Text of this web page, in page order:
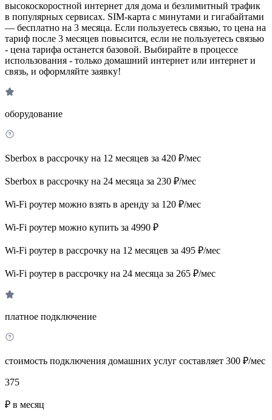
высокоскоростной интернет для дома и безлимитный трафик
в популярных сервисах. SIM-карта с минутами и гигабайтами
— бесплатно на 3 месяца. Если пользуетесь связью, то цена на
тариф после 3 месяцев повысится, если не пользуетесь связью
- цена тарифа останется базовой. Выбирайте в процессе
использования - только домашний интернет или интернет и
связь, и оформляйте заявку!
оборудование
Sberbox в рассрочку на 12 месяцев за 420 ₽/мес
Sberbox в рассрочку на 24 месяца за 230 ₽/мес
Wi-Fi роутер можно взять в аренду за 120 ₽/мес
Wi-Fi роутер можно купить за 4990 ₽
Wi-Fi роутер в рассрочку на 12 месяцев за 495 ₽/мес
Wi-Fi роутер в рассрочку на 24 месяца за 265 ₽/мес
платное подключение
стоимость подключения домашних услуг составляет 300 ₽/мес
375
₽ в месяц